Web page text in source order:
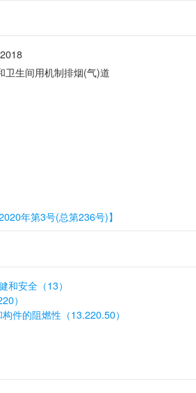
卫生间用机制排烟(气)道
年第3号(总第236号)】
和安全（13）
）
件的阻燃性（13.220.50）